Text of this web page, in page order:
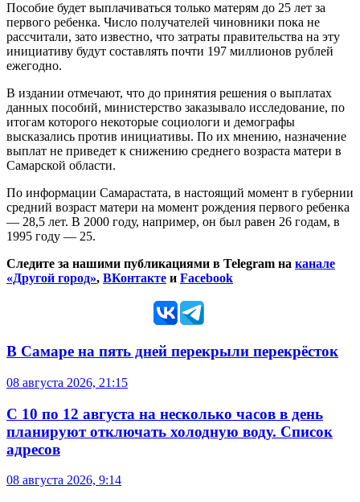
Пособие будет выплачиваться только матерям до 25 лет за
первого ребенка. Число получателей чиновники пока не
рассчитали, зато известно, что затраты правительства на эту
инициативу будут составлять почти 197 миллионов рублей
ежегодно.
В издании отмечают, что до принятия решения о выплатах
данных пособий, министерство заказывало исследование, по
итогам которого некоторые социологи и демографы
высказались против инициативы. По их мнению, назначение
выплат не приведет к снижению среднего возраста матери в
Самарской области.
По информации Самарастата, в настоящий момент в губернии
средний возраст матери на момент рождения первого ребенка
— 28,5 лет. В 2000 году, например, он был равен 26 годам, в
1995 году — 25.
Следите за нашими публикациями в Telegram на канале
«Другой город», ВКонтакте и Facebook
В Самаре на пять дней перекрыли перекрёсток
08 августа 2026, 21:15
С 10 по 12 августа на несколько часов в день
планируют отключать холодную воду. Список
адресов
08 августа 2026, 9:14